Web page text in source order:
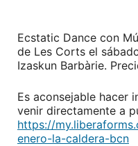
Ecstatic Dance con
de Les Corts el
Izaskun Barbàrie.
Es aconsejable hacer
venir directamente a
https://
enero-la-caldera-bcn